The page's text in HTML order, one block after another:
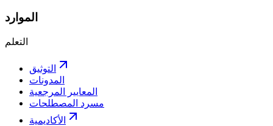
الموارد
التعلم
التوثيق
المدونات
المعايير المرجعية
مسرد المصطلحات
الأكاديمية